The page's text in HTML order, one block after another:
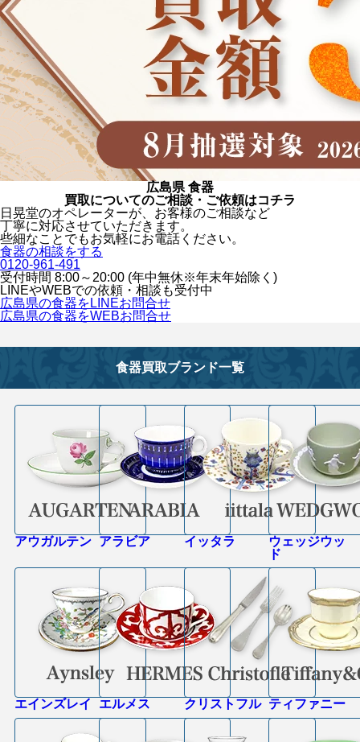
広島県 食器
買取についてのご相談・ご依頼はコチラ
日晃堂のオペレーターが、お客様のご相談など
丁寧に対応させていただきます。
些細なことでもお気軽にお電話ください。
食器の相談をする
0120-961-491
受付時間 8:00～20:00 (年中無休※年末年始除く)
LINEやWEBでの依頼・相談も受付中
広島県の食器をLINEお問合せ
広島県の食器をWEBお問合せ
食器買取ブランド一覧
アウガルテン アラビア イッタラ
ウェッジウッ
ド
エインズレイ エルメス クリストフル ティファニー